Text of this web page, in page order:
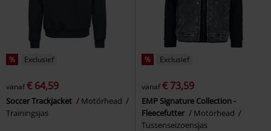
% Exclusief
vanaf€ 64,59
Soccer Trackjacket
Motörhead
Trainingsjas
% Exclusief
vanaf€ 73,59
EMP Signature Collection -
Fleecefutter
Motörhead
Tussenseizoensjas